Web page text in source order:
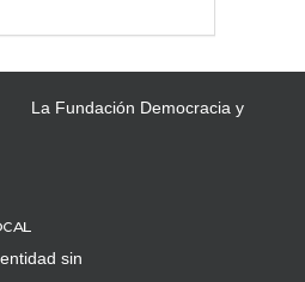
La Fundación Democracia y
sin